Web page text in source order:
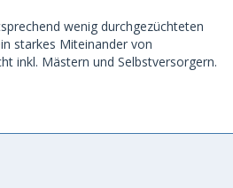
wenig durchgezüchteten
starkes Miteinander von
inkl. Mästern und Selbstversorgern.